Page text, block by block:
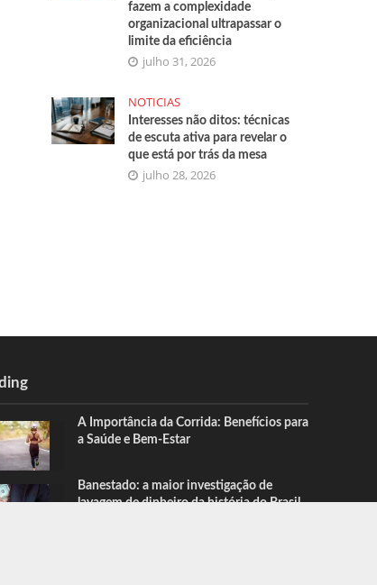
fazem a complexidade
organizacional ultrapassar o
limite da eficiência
julho 31, 2026
NOTICIAS
Interesses não ditos: técnicas
de escuta ativa para revelar o
que está por trás da mesa
julho 28, 2026
A Importância da Corrida: Benefícios para
a Saúde e Bem-Estar
Banestado: a maior investigação de
lavagem de dinheiro da história do Brasil